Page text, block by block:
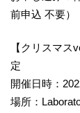
前申込 不要）
【クリスマ
定
開催日時：
場所：